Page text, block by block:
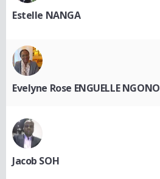
Estelle NANGA
Evelyne Rose ENGUELLE NGONO
Jacob SOH